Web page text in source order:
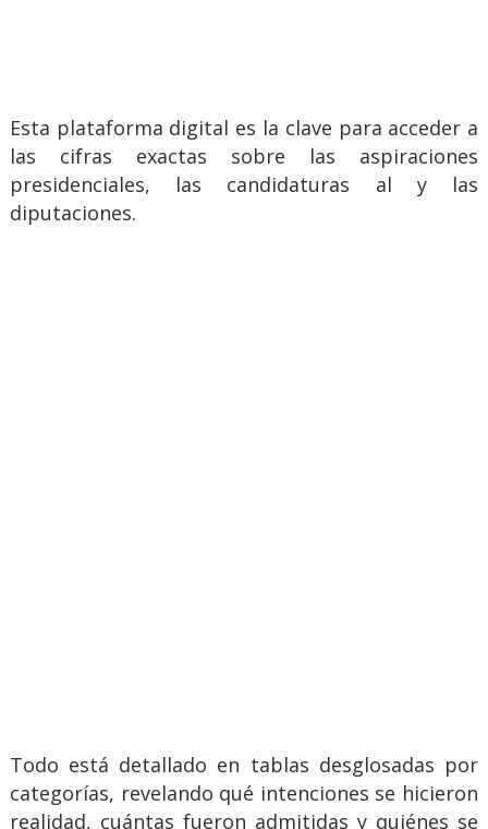
Esta plataforma digital es la clave para acceder a
las cifras exactas sobre las aspiraciones
presidenciales, las candidaturas al y las
diputaciones.
Todo está detallado en tablas desglosadas por
categorías, revelando qué intenciones se hicieron
realidad, cuántas fueron admitidas y quiénes se